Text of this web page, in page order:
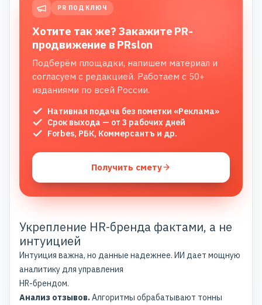
PR ПОД КЛЮЧ
Хотите так же? Закажите PR-
продвижение в PRslon
Подберём площадки, напишем материал и
согласуем с редакцией. Работаем с 50+
изданиями по всей России.
Нативная подача без пометки «Реклама»
Срок выхода — от 3 рабочих дней
Forbes, РБК, Коммерсантъ и др.
Получить смету
Укрепление HR-бренда фактами, а не
интуицией
Интуиция важна, но данные надежнее. ИИ дает мощную
аналитику для управления
HR-брендом.
Анализ отзывов.Алгоритмы обрабатывают тонны